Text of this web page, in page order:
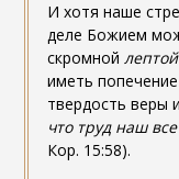
И хотя наше
деле Божием
скромной
иметь
твердость веры
что труд наш
Кор. 15:58).